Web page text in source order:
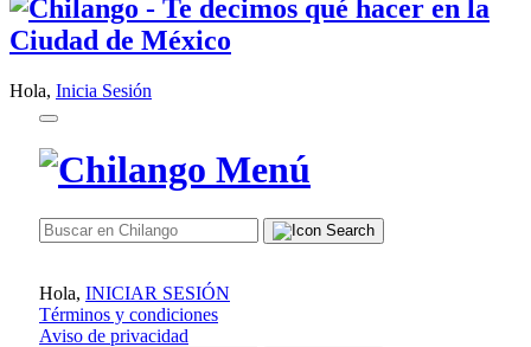
Hola, Inicia Sesión
Hola, INICIAR SESIÓN
Términos y condiciones
Aviso de privacidad